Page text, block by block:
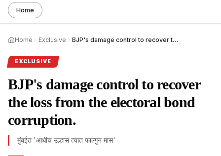
Home
Home Exclusive BJP's damage control to recover the loss from the electoral
EXCLUSIVE
BJP's damage control to recover
the loss from the electoral bond
corruption.
मुंबईत 'आधीच उल्हास त्यात फाल्गुन मास'